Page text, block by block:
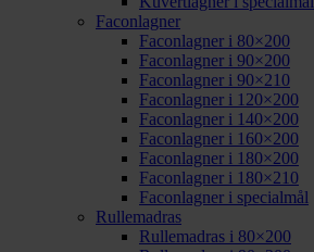
Faconlagner
Faconlagner i 80×200
Faconlagner i 90×200
Faconlagner i 90×210
Faconlagner i 120×200
Faconlagner i 140×200
Faconlagner i 160×200
Faconlagner i 180×200
Faconlagner i 180×210
Faconlagner i specialmål
Rullemadras
Rullemadras i 80×200